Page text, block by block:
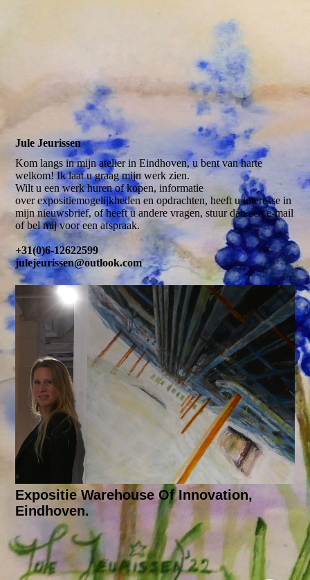
Jule Jeurissen
Kom langs in mijn atelier in Eindhoven, u bent van harte
welkom! Ik laat u graag mijn werk zien.
Wilt u een werk huren of kopen, informatie
over expositiemogelijkheden en opdrachten, heeft u interesse in
mijn nieuwsbrief, of heeft u andere vragen, stuur dan een e-mail
of bel mij voor een afspraak.
+31(0)6-12622599
julejeurissen@outlook.com
Expositie Warehouse Of Innovation,
Eindhoven.